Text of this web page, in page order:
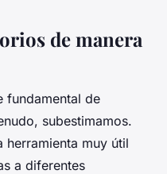
de manera
fundamental de
subestimamos.
herramienta muy útil
a diferentes